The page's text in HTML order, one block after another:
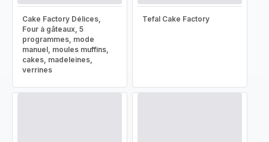
Cake Factory Délices,
Four à gâteaux, 5
programmes, mode
manuel, moules muffins,
cakes, madeleines,
verrines
Tefal Cake Factory